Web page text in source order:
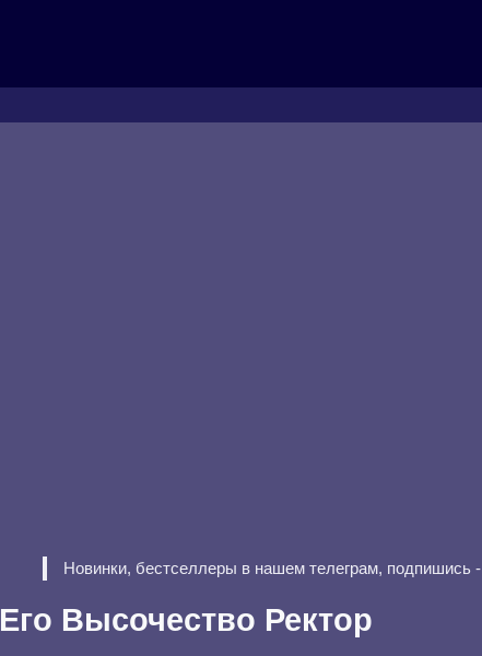
Новинки, бестселлеры в нашем телеграм, подпишись -
Его Высочество Ректор